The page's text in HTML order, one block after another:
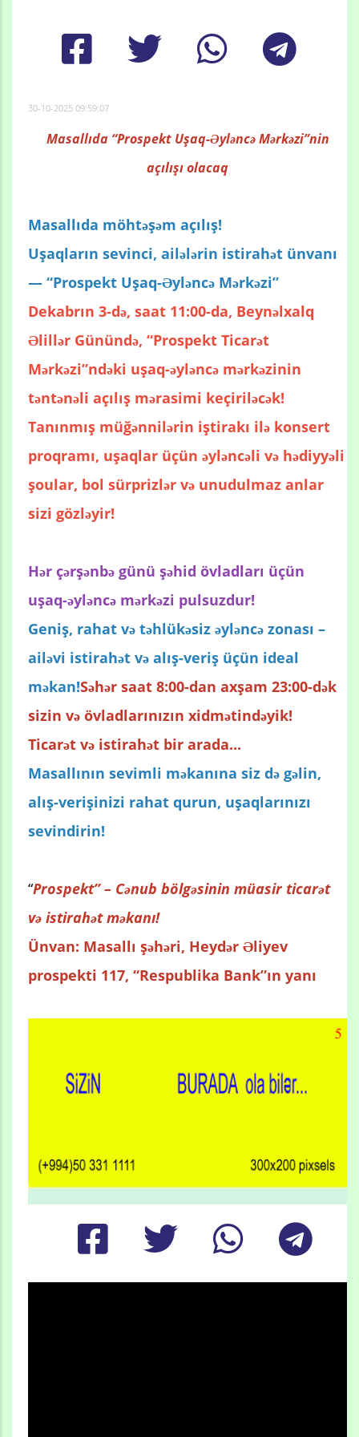
30-10-2025 09:59:07
Masallıda “Prospekt Uşaq-Əyləncə Mərkəzi”nin
açılışı olacaq
Masallıda möhtəşəm açılış!
Uşaqların sevinci, ailələrin istirahət ünvanı
— “Prospekt Uşaq-Əyləncə Mərkəzi”
Dekabrın 3-də, saat 11:00-da, Beynəlxalq
Əlillər Günündə, “Prospekt Ticarət
Mərkəzi”ndəki uşaq-əyləncə mərkəzinin
təntənəli açılış mərasimi keçiriləcək!
Tanınmış müğənnilərin iştirakı ilə konsert
proqramı, uşaqlar üçün əyləncəli və hədiyyəli
şoular, bol sürprizlər və unudulmaz anlar
sizi gözləyir!
Hər çərşənbə günü şəhid övladları üçün
uşaq-əyləncə mərkəzi pulsuzdur!
Geniş, rahat və təhlükəsiz əyləncə zonası –
ailəvi istirahət və alış-veriş üçün ideal
məkan!Səhər saat 8:00-dan axşam 23:00-dək
sizin və övladlarınızın xidmətindəyik!
Ticarət və istirahət bir arada...
Masallının sevimli məkanına siz də gəlin,
alış-verişinizi rahat qurun, uşaqlarınızı
sevindirin!
“Prospekt” – Cənub bölgəsinin müasir ticarət
və istirahət məkanı!
Ünvan: Masallı şəhəri, Heydər Əliyev
prospekti 117, “Respublika Bank”ın yanı